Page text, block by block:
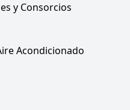
y Consorcios
Acondicionado